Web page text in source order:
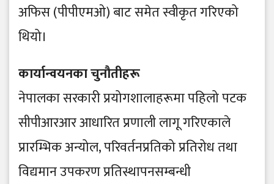
अफिस (पीपीएमओ) बाट समेत स्वीकृत गरिएको
थियो।
कार्यान्वयनका चुनौतीहरू
नेपालका सरकारी प्रयोगशालाहरूमा पहिलो पटक
सीपीआरआर आधारित प्रणाली लागू गरिएकाले
प्रारम्भिक अन्योल, परिवर्तनप्रतिको प्रतिरोध तथा
विद्यमान उपकरण प्रतिस्थापनसम्बन्धी